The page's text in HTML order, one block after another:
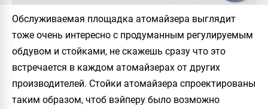
Обслуживаемая площадка атомайзера выглядит
тоже очень интересно с продуманным регулируемым
обдувом и стойками, не скажешь сразу что это
встречается в каждом атомайзерах от других
производителей. Стойки атомайзера спроектированы
таким образом, чтоб вэйперу было возможно